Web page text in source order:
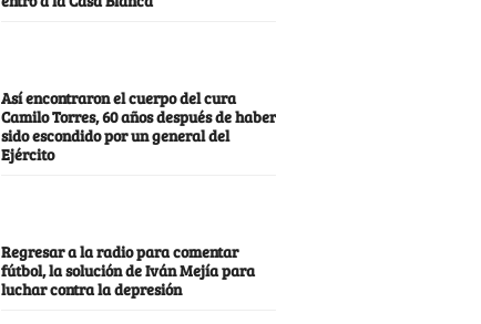
Así encontraron el cuerpo del cura
Camilo Torres, 60 años después de haber
sido escondido por un general del
Ejército
Regresar a la radio para comentar
fútbol, la solución de Iván Mejía para
luchar contra la depresión